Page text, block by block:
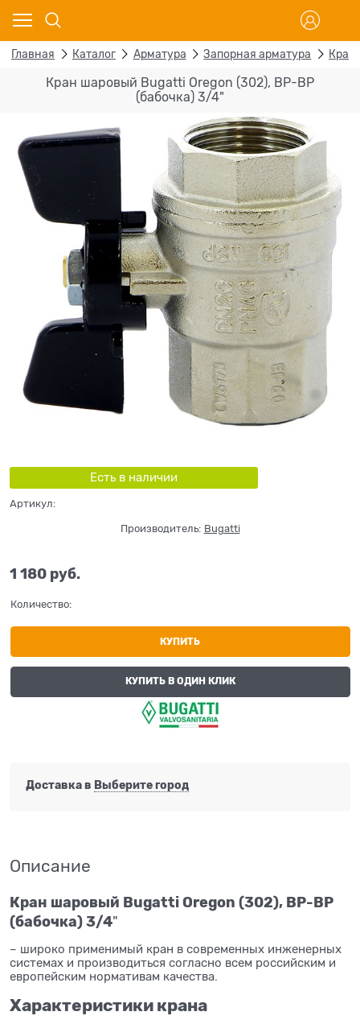
Главная Каталог Арматура Запорная арматура
Кран шаровый Bugatti Oregon (302), ВР-ВР
(бабочка) 3/4"
Есть в наличии
Артикул:
Производитель: Bugatti
1 180 руб.
Количество:
КУПИТЬ
КУПИТЬ В ОДИН КЛИК
Доставка в Выберите город
Описание
Кран шаровый Bugatti Oregon (302), ВР-ВР
(бабочка) 3/4"
– широко применимый кран в современных инженерных
системах и производиться согласно всем российским и
европейским нормативам качества.
Характеристики крана